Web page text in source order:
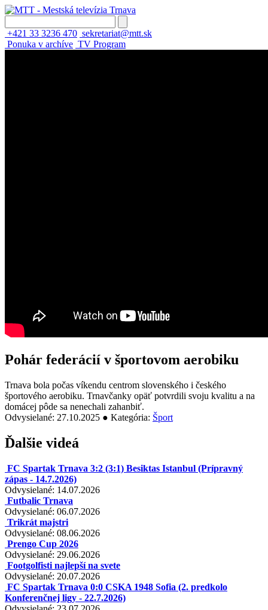
+421 33 3236 470 sekretariat@mtt.sk
Ponuka v archíve TV Program
Pohár federácií v športovom aerobiku
Trnava bola počas víkendu centrom slovenského i českého
športového aerobiku. Trnavčanky opäť potvrdili svoju kvalitu a na
domácej pôde sa nenechali zahanbiť.
Odvysielané: 27.10.2025 ● Kategória: Šport
Ďalšie videá
FC Spartak Trnava 3:2 (3:1) Besiktas Istanbul (Prípravný
zápas - 14.7.2026)
Odvysielané: 14.07.2026
Futbalic Trnava
Odvysielané: 06.07.2026
Trikrát majstri
Odvysielané: 08.06.2026
Prengo Cup 2026
Odvysielané: 29.06.2026
Footgolfisti najlepší na svete
Odvysielané: 20.07.2026
FC Spartak Trnava 0:0 CSKA 1948 Sofia (2. predkolo
Konferenčnej ligy - 22.7.2026)